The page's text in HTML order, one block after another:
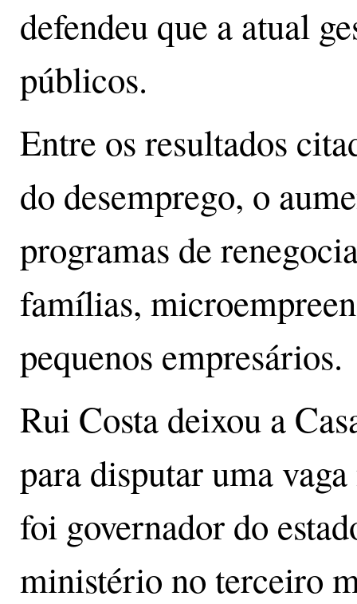
defendeu que a atual
públicos.
Entre os resultados
do desemprego, o
programas de
famílias,
pequenos empresários.
Rui Costa deixou a
para disputar uma
foi governador do
ministério no terceiro